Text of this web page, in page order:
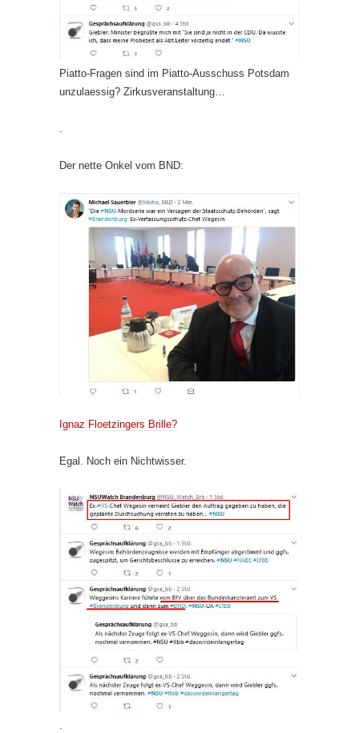
Piatto-Fragen sind im Piatto-Ausschuss Potsdam
unzulaessig? Zirkusveranstaltung…
.
Der nette Onkel vom BND:
Ignaz Floetzingers Brille?
Egal. Noch ein Nichtwisser.